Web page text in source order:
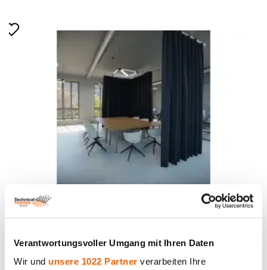
Verantwortungsvoller Umgang mit Ihren Daten
Wir und unsere 1022 Partner verarbeiten Ihre
Akustikstoff Molton, schwarz. Gewicht 300 g/m².
Breite 300 cm. DIN 4102/B1
Preis bis 30.00€ *